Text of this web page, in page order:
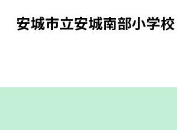
安城市立安城南部小学校